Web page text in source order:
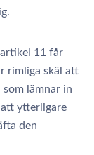
11 får
rimliga skäl att
lämnar in
ytterligare
den